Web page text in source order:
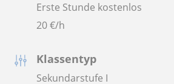
Erste Stunde kostenlos
20€/h
Klassentyp
Sekundarstufe I